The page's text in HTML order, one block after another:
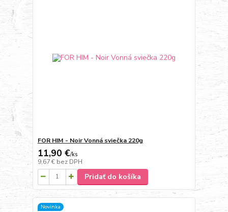
FOR HIM - Noir Vonná sviečka 220g
11,90 €/ks
9,67 € bez DPH
Pridať do košíka
Novinka